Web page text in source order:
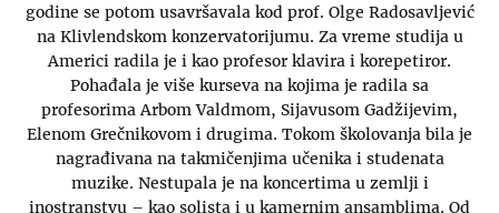
godine se potom usavršavala kod prof. Olge Radosavljević
na Klivlendskom konzervatorijumu. Za vreme studija u
Americi radila je i kao profesor klavira i korepetiror.
Pohađala je više kurseva na kojima je radila sa
profesorima Arbom Valdmom, Sijavusom Gadžijevim,
Elenom Grečnikovom i drugima. Tokom školovanja bila je
nagrađivana na takmičenjima učenika i studenata
muzike. Nestupala je na koncertima u zemlji i
inostranstvu – kao solista i u kamernim ansamblima. Od